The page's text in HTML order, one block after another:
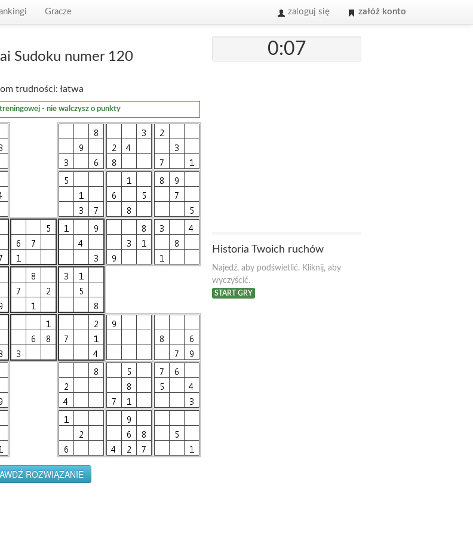
Gracze zaloguj się załóż konto
Sudoku numer 120
trudności: łatwa
- nie walczysz o punkty
0:07
Historia Twoich ruchów
Najedź, aby podświetlić. Kliknij, aby
wyczyścić.
START GRY